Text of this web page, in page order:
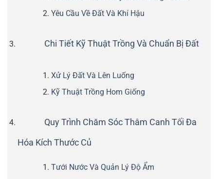
Yêu Cầu Về Đất Và Khí Hậu
Chi Tiết Kỹ Thuật Trồng Và Chuẩn Bị Đất
Xử Lý Đất Và Lên Luống
Kỹ Thuật Trồng Hom Giống
Quy Trình Chăm Sóc Thâm Canh Tối Đa
Hóa Kích Thước Củ
Tưới Nước Và Quản Lý Độ Ẩm